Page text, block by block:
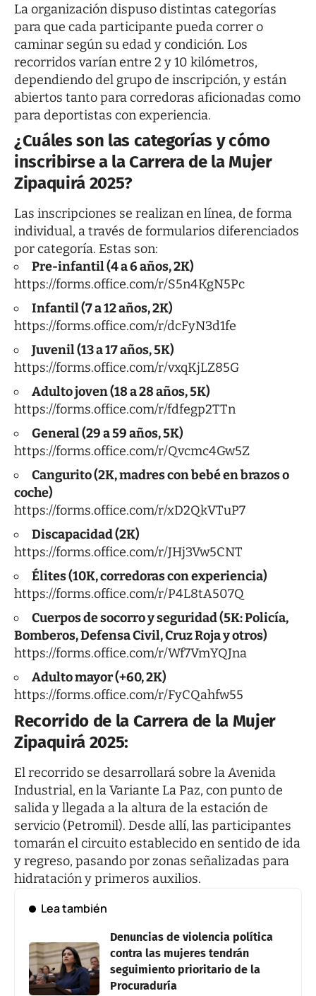
La organización dispuso distintas categorías
para que cada participante pueda correr o
caminar según su edad y condición. Los
recorridos varían entre 2 y 10 kilómetros,
dependiendo del grupo de inscripción, y están
abiertos tanto para corredoras aficionadas como
para deportistas con experiencia.
¿Cuáles son las categorías y cómo
inscribirse a la Carrera de la Mujer
Zipaquirá 2025?
Las inscripciones se realizan en línea, de forma
individual, a través de formularios diferenciados
por categoría. Estas son:
Pre-infantil (4 a 6 años, 2K)
https://forms.office.com/r/S5n4KgN5Pc
Infantil (7 a 12 años, 2K)
https://forms.office.com/r/dcFyN3d1fe
Juvenil (13 a 17 años, 5K)
https://forms.office.com/r/vxqKjLZ85G
Adulto joven (18 a 28 años, 5K)
https://forms.office.com/r/fdfegp2TTn
General (29 a 59 años, 5K)
https://forms.office.com/r/Qvcmc4Gw5Z
Cangurito (2K, madres con bebé en brazos o
coche)
https://forms.office.com/r/xD2QkVTuP7
Discapacidad (2K)
https://forms.office.com/r/JHj3Vw5CNT
Élites (10K, corredoras con experiencia)
https://forms.office.com/r/P4L8tA507Q
Cuerpos de socorro y seguridad (5K: Policía,
Bomberos, Defensa Civil, Cruz Roja y otros)
https://forms.office.com/r/Wf7VmYQJna
Adulto mayor (+60, 2K)
https://forms.office.com/r/FyCQahfw55
Recorrido de la Carrera de la Mujer
Zipaquirá 2025:
El recorrido se desarrollará sobre la Avenida
Industrial, en la Variante La Paz, con punto de
salida y llegada a la altura de la estación de
servicio (Petromil). Desde allí, las participantes
tomarán el circuito establecido en sentido de ida
y regreso, pasando por zonas señalizadas para
hidratación y primeros auxilios.
Lea también
Denuncias de violencia política
contra las mujeres tendrán
seguimiento prioritario de la
Procuraduría